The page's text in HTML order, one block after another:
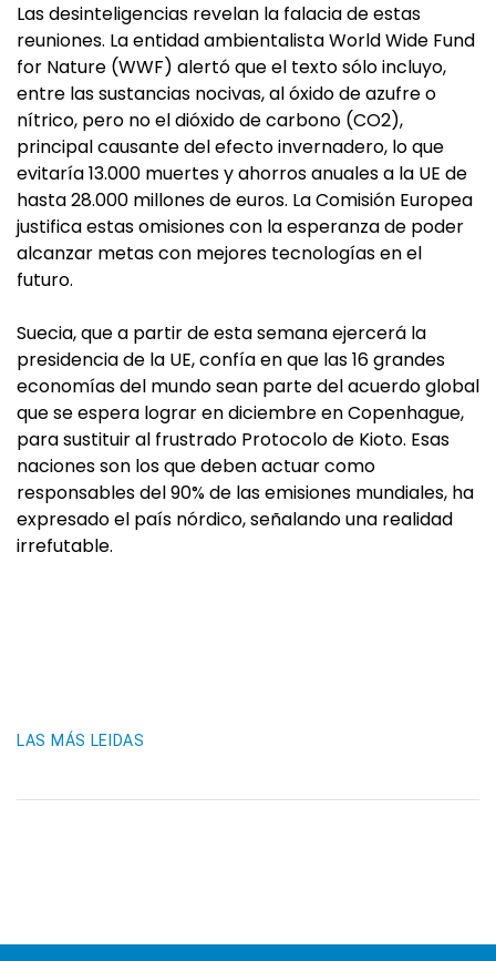
Las desinteligencias revelan la falacia de estas
reuniones. La entidad ambientalista World Wide Fund
for Nature (WWF) alertó que el texto sólo incluyo,
entre las sustancias nocivas, al óxido de azufre o
nítrico, pero no el dióxido de carbono (CO2),
principal causante del efecto invernadero, lo que
evitaría 13.000 muertes y ahorros anuales a la UE de
hasta 28.000 millones de euros. La Comisión Europea
justifica estas omisiones con la esperanza de poder
alcanzar metas con mejores tecnologías en el
futuro.
Suecia, que a partir de esta semana ejercerá la
presidencia de la UE, confía en que las 16 grandes
economías del mundo sean parte del acuerdo global
que se espera lograr en diciembre en Copenhague,
para sustituir al frustrado Protocolo de Kioto. Esas
naciones son los que deben actuar como
responsables del 90% de las emisiones mundiales, ha
expresado el país nórdico, señalando una realidad
irrefutable.
LAS MÁS LEIDAS